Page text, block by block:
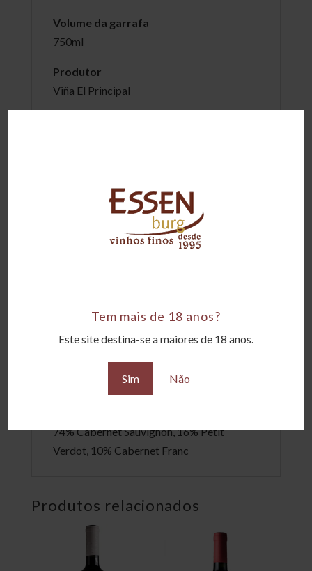
Tem mais de 18 anos?
Este site destina-se a maiores de 18 anos.
Sim Não
Volume da garrafa
750ml
Produtor
Viña El Principal
Pirque, Maipo Andes
Encorpado
Teor alcoólico
74% Cabernet Sauvignon, 16% Petit
Verdot, 10% Cabernet Franc
Produtos relacionados